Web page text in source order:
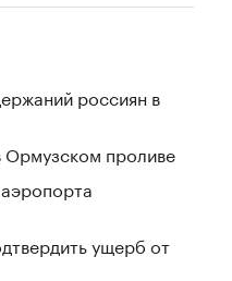
россиян в
Ормузском проливе
ущерб от